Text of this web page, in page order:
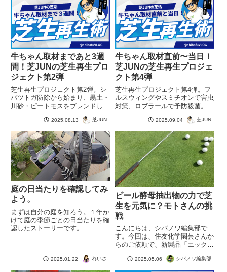
牛ちゃん取材まであと3週
間！芝JUNの芝生再生プロ
ジェクト第2弾
芝生再生プロジェクト第2弾。シ
バツトガ防除から始まり、黒土・
川砂・ピートモスをブレンドした
修。均しと散水で仕上げます。
2025.08.13 芝JUN
牛ちゃん取材直前〜当日！
芝JUNの芝生再生プロジェ
クト第4弾
芝生再生プロジェクト第4弾。フ
ルスウィングやスミチオンで害虫
対策、ロブラールで予防殺菌。ア
げ、牛ちゃん取材に挑みました。
2025.09.04 芝JUN
庭の日当たりを確認してみ
よう。
まずは自分の庭を知ろう。１年か
けて庭の季節ごとの日当たりを確
認したストーリーです。
2025.01.22 れいさ
ビール酵母抽出物の力で芝
生を元気に？モトさんの挑
戦
こんにちは、シバノワ編集部で
す。今回は、住友化学園芸さんか
らのご依頼で、新製品「エックス
タートしたというワクワクのご報
2025.05.06 シバノワ編集部